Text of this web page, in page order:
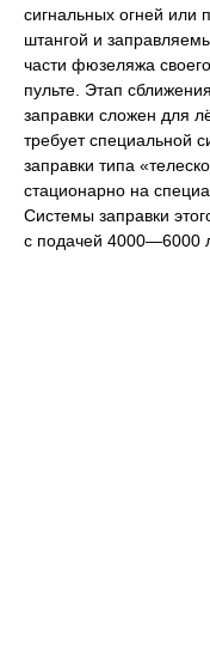
сигнальных огней или
штангой и
части фюзеляжа
пульте. Этап
заправки сложен для
требует специальной
заправки типа
стационарно на
Системы заправки
с подачей 4000—6000